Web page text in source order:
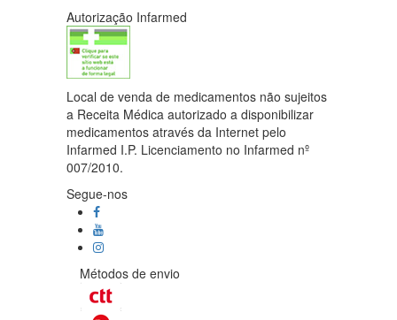
Autorização Infarmed
Local de venda de medicamentos não sujeitos
a Receita Médica autorizado a disponibilizar
medicamentos através da Internet pelo
Infarmed I.P. Licenciamento no Infarmed nº
007/2010.
Segue-nos
Métodos de envio